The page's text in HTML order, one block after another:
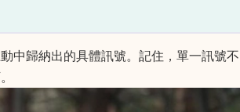
中歸納出的具體訊號。記住，單一訊號不